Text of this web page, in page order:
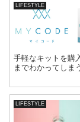
LIFESTYLE
手軽なキットを購
までわかってしま
LIFESTYLE